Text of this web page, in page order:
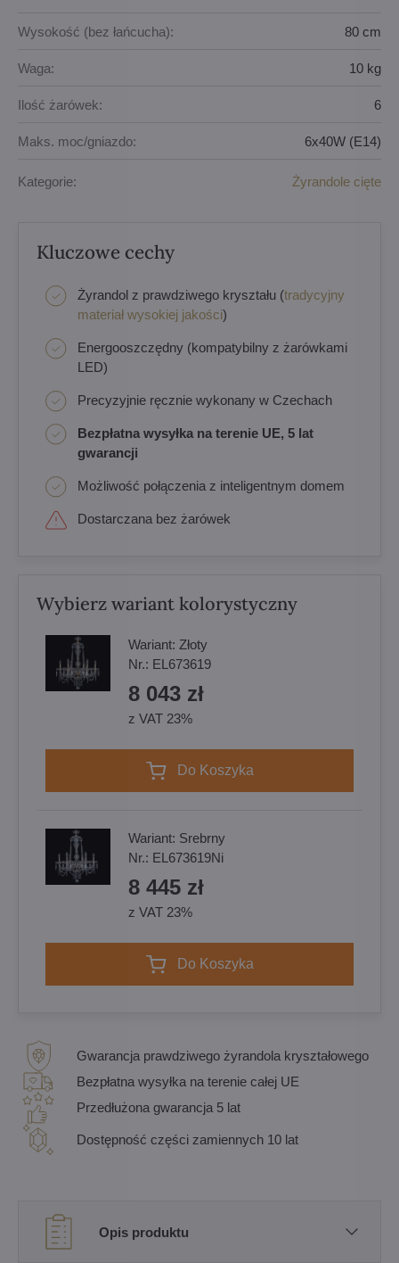
Wysokość (bez łańcucha): 80 cm
Waga: 10 kg
Ilość żarówek: 6
Maks. moc/gniazdo: 6x40W (E14)
Kategorie: Żyrandole cięte
Kluczowe cechy
Żyrandol z prawdziwego kryształu (tradycyjny
materiał wysokiej jakości)
Energooszczędny (kompatybilny z żarówkami
LED)
Precyzyjnie ręcznie wykonany w Czechach
Bezpłatna wysyłka na terenie UE, 5 lat
gwarancji
Możliwość połączenia z inteligentnym domem
Dostarczana bez żarówek
Wybierz wariant kolorystyczny
Wariant: Złoty
Nr.: EL673619
8 043 zł
z VAT 23%
Do Koszyka
Wariant: Srebrny
Nr.: EL673619Ni
8 445 zł
z VAT 23%
Do Koszyka
Gwarancja prawdziwego żyrandola kryształowego
Bezpłatna wysyłka na terenie całej UE
Przedłużona gwarancja 5 lat
Dostępność części zamiennych 10 lat
Opis produktu